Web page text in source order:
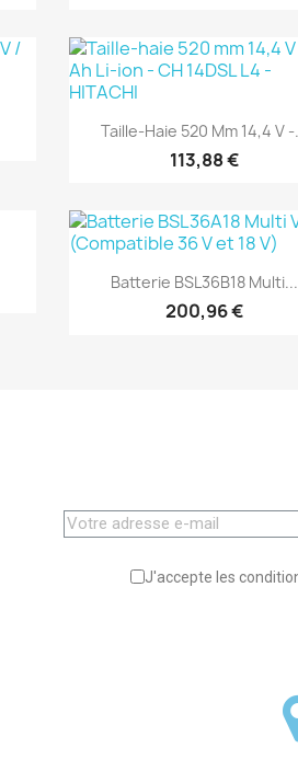
Aperçu rapide
Taille-Haie 520 Mm 14,4 V -
113,88 €
Aperçu rapide
Batterie BSL36B18 Multi...
200,96 €
(1)
J'accepte les